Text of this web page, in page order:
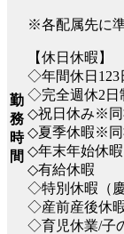
勤
務
時
間
※各配属先に
【休日休暇】
◇年間休日123
◇完全週休2日
◇祝日休み※同
◇夏季休暇※同
◇年末年始休
◇有給休暇
◇特別休暇（慶
◇産前産後休
◇育児休業/子